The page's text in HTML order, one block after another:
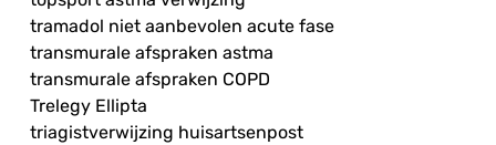
tramadol niet aanbevolen acute fase
transmurale afspraken astma
transmurale afspraken COPD
Trelegy Ellipta
triagistverwijzing huisartsenpost